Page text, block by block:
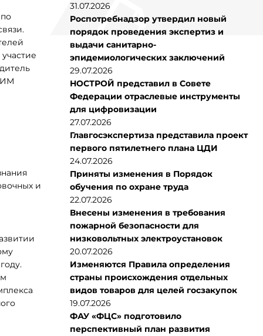
и
31.07.2026
Роспотребнадзор утвердил новый
порядок проведения экспертиз и
выдачи санитарно-
эпидемиологических заключений
29.07.2026
НОСТРОЙ представил в Совете
Федерации отраслевые инструменты
для цифровизации
27.07.2026
Главгосэкспертиза представила проект
первого пятилетнего плана ЦДИ
24.07.2026
Приняты изменения в Порядок
обучения по охране труда
22.07.2026
Внесены изменения в требования
пожарной безопасности для
низковольтных электроустановок
20.07.2026
Изменяются Правила определения
страны происхождения отдельных
видов товаров для целей госзакупок
19.07.2026
ФАУ «ФЦС» подготовило
перспективный план развития